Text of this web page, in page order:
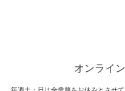
オンライ
毎週土・日は全業務をお休みとさせ